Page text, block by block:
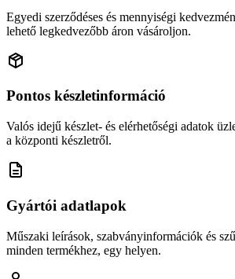
Egyedi szerződéses és mennyiségi
lehető legkedvezőbb áron vásároljon.
Pontos készletinformáció
Valós idejű készlet- és elérhetőségi adatok
a központi készletről.
Gyártói adatlapok
Műszaki leírások, szabványinformációk és
minden termékhez, egy helyen.